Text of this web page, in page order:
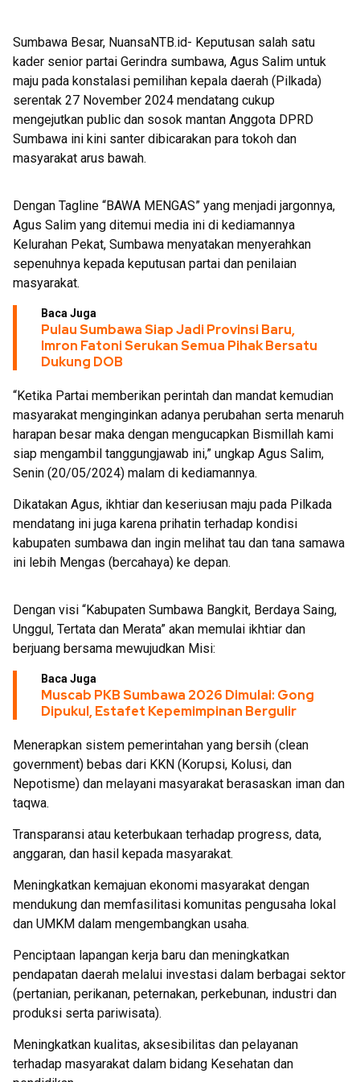
Sumbawa Besar, NuansaNTB.id- Keputusan salah satu
kader senior partai Gerindra sumbawa, Agus Salim untuk
maju pada konstalasi pemilihan kepala daerah (Pilkada)
serentak 27 November 2024 mendatang cukup
mengejutkan public dan sosok mantan Anggota DPRD
Sumbawa ini kini santer dibicarakan para tokoh dan
masyarakat arus bawah.
Dengan Tagline “BAWA MENGAS” yang menjadi jargonnya,
Agus Salim yang ditemui media ini di kediamannya
Kelurahan Pekat, Sumbawa menyatakan menyerahkan
sepenuhnya kepada keputusan partai dan penilaian
masyarakat.
Baca Juga
Pulau Sumbawa Siap Jadi Provinsi Baru,
Imron Fatoni Serukan Semua Pihak Bersatu
Dukung DOB
“Ketika Partai memberikan perintah dan mandat kemudian
masyarakat menginginkan adanya perubahan serta menaruh
harapan besar maka dengan mengucapkan Bismillah kami
siap mengambil tanggungjawab ini,” ungkap Agus Salim,
Senin (20/05/2024) malam di kediamannya.
Dikatakan Agus, ikhtiar dan keseriusan maju pada Pilkada
mendatang ini juga karena prihatin terhadap kondisi
kabupaten sumbawa dan ingin melihat tau dan tana samawa
ini lebih Mengas (bercahaya) ke depan.
Dengan visi “Kabupaten Sumbawa Bangkit, Berdaya Saing,
Unggul, Tertata dan Merata” akan memulai ikhtiar dan
berjuang bersama mewujudkan Misi:
Baca Juga
Muscab PKB Sumbawa 2026 Dimulai: Gong
Dipukul, Estafet Kepemimpinan Bergulir
Menerapkan sistem pemerintahan yang bersih (clean
government) bebas dari KKN (Korupsi, Kolusi, dan
Nepotisme) dan melayani masyarakat berasaskan iman dan
taqwa.
Transparansi atau keterbukaan terhadap progress, data,
anggaran, dan hasil kepada masyarakat.
Meningkatkan kemajuan ekonomi masyarakat dengan
mendukung dan memfasilitasi komunitas pengusaha lokal
dan UMKM dalam mengembangkan usaha.
Penciptaan lapangan kerja baru dan meningkatkan
pendapatan daerah melalui investasi dalam berbagai sektor
(pertanian, perikanan, peternakan, perkebunan, industri dan
produksi serta pariwisata).
Meningkatkan kualitas, aksesibilitas dan pelayanan
terhadap masyarakat dalam bidang Kesehatan dan